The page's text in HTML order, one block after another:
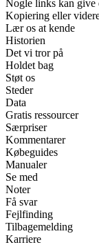
Nogle links kan give
Kopiering eller
Lær os at kende
Historien
Det vi tror på
Holdet bag
Støt os
Steder
Data
Gratis ressourcer
Særpriser
Kommentarer
Købeguides
Manualer
Se med
Noter
Få svar
Fejlfinding
Tilbagemelding
Karriere